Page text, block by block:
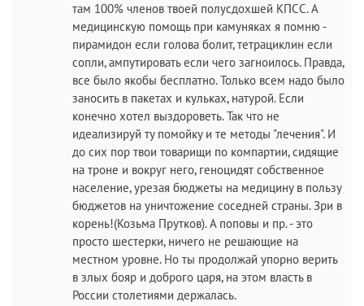
там 100% членов твоей полусдохшей КПСС. А
медицинскую помощь при камуняках я помню -
пирамидон если голова болит, тетрациклин если
сопли, ампутировать если чего загноилось. Правда,
все было якобы бесплатно. Только всем надо было
заносить в пакетах и кульках, натурой. Если
конечно хотел выздороветь. Так что не
идеализируй ту помойку и те методы "лечения". И
до сих пор твои товарищи по компартии, сидящие
на троне и вокруг него, геноцидят собственное
население, урезая бюджеты на медицину в пользу
бюджетов на уничтожение соседней страны. Зри в
корень!(Козьма Прутков). А поповы и пр. - это
просто шестерки, ничего не решающие на
местном уровне. Но ты продолжай упорно верить
в злых бояр и доброго царя, на этом власть в
России столетиями держалась.